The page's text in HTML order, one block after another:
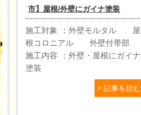
市】屋根/外壁にガイナ塗装
施工対象
外壁モルタル 屋
根コロニアル 外壁付帯部
施工内容
外壁・屋根にガイナ
塗装
> 記事を読む